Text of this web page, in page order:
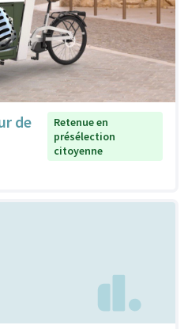
de
Retenue en
présélection
citoyenne